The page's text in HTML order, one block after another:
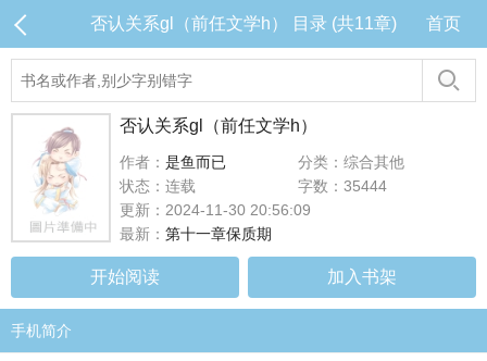
否认关系gl（前任文学h） 目录 (共11章) 首页
否认关系gl（前任文学h）
作者： 是鱼而已
分类：综合其他
状态：连载
字数：35444
更新：2024-11-30 20:56:09
最新： 第十一章保质期
开始阅读 加入书架
手机简介